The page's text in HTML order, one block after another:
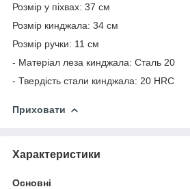
Розмір у піхвах: 37 см
Розмір кинджала: 34 см
Розмір ручки: 11 см
- Матеріал леза кинджала: Сталь 20
- Твердість стали кинджала: 20 HRC
Приховати
Характеристики
Основні